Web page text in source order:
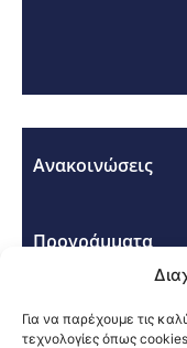
Για να παρέχουμε τις
τεχνολογίες όπως
Ανακοινώσεις
Προγράμματα